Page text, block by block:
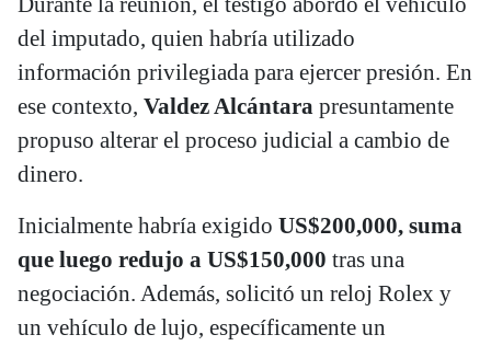
del imputado, quien habría utilizado
información privilegiada para ejercer presión. En
ese contexto, Valdez Alcántara presuntamente
propuso alterar el proceso judicial a cambio de
dinero.
Inicialmente habría exigido US$200,000, suma
que luego redujo a US$150,000 tras una
negociación. Además, solicitó un reloj Rolex y
un vehículo de lujo, específicamente un